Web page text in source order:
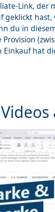
Link, der
geklickt
du in
Einkauf hat